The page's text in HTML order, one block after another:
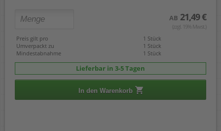
AB 21,49 €
(zzgl. 19% Mwst.)
Preis gilt pro
1 Stück
Umverpackt zu
1 Stück
Mindestabnahme
1 Stück
Lieferbar in 3-5 Tagen
In den Warenkorb